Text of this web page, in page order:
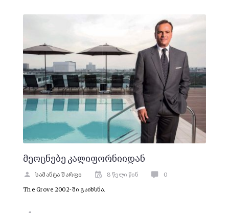
მეოცნებე კალიფორნიიდან
სამანტა შარფი 8 წელი წინ 0
The Grove 2002-ში გაიხსნა.